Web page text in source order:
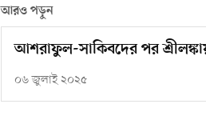
আরও পড়ুন
আশরাফুল-সাকিবদের পর
০৬ জুলাই ২০২৫